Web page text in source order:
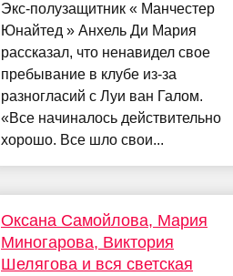
Экс-полузащитник « Манчестер
Юнайтед » Анхель Ди Мария
рассказал, что ненавидел свое
пребывание в клубе из-за
разногласий с Луи ван Галом.
«Все начиналось действительно
хорошо. Все шло свои...
Оксана Самойлова, Мария
Миногарова, Виктория
Шелягова и вся светская